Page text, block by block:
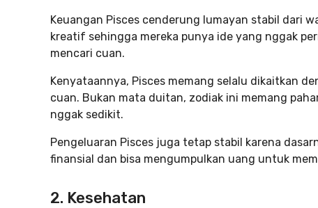
Keuangan Pisces cenderung lumayan stabil dari
kreatif sehingga mereka punya ide yang nggak
mencari cuan.
Kenyataannya, Pisces memang selalu dikaitkan
cuan. Bukan mata duitan, zodiak ini memang
nggak sedikit.
Pengeluaran Pisces juga tetap stabil karena
finansial dan bisa mengumpulkan uang untuk
2. Kesehatan